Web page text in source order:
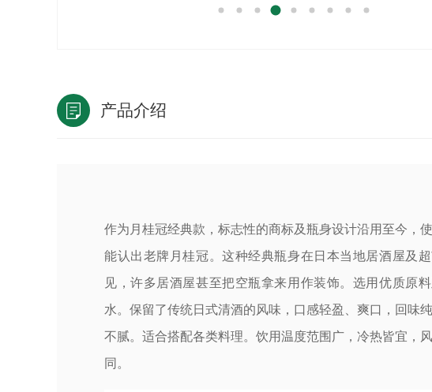
产品介绍
作为月桂冠经典款，标志性的商标及瓶身设计沿用至今，
能认出老牌月桂冠。这种经典瓶身在日本当地居酒屋及
见，许多居酒屋甚至把空瓶拿来用作装饰。选用优质原
水。保留了传统日式清酒的风味，口感轻盈、爽口，回味
不腻。适合搭配各类料理。饮用温度范围广，冷热皆宜，
同。